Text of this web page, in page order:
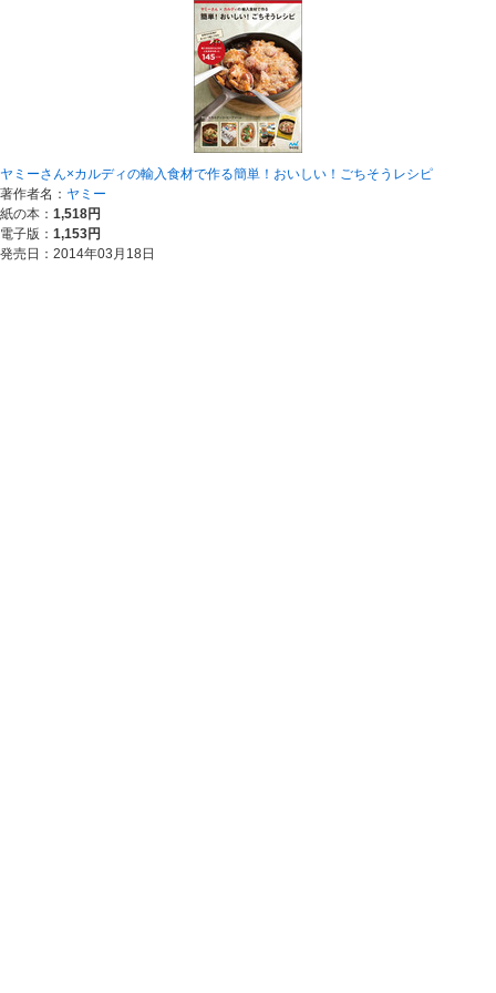
ヤミーさん×カルディの輸入食材で作る簡単！おいしい！ごちそうレシピ
著作者名： ヤミー
紙の本： 1,518円
電子版： 1,153円
発売日：2014年03月18日